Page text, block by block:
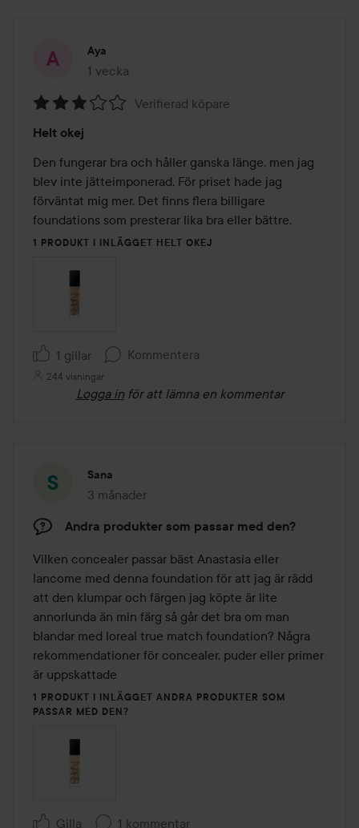
Aya
1 vecka
Inlägget skapades 1 vecka
3
av
5
Verifierad köpare
Helt okej
Den fungerar bra och håller ganska länge, men jag
blev inte jätteimponerad. För priset hade jag
förväntat mig mer. Det finns flera billigare
foundations som presterar lika bra eller bättre.
1 PRODUKT I INLÄGGET HELT OKEJ
1 gillar Kommentera
244 visningar
Logga in för att lämna en kommentar
Sana
3 månader
Inlägget skapades 3 månader
Andra produkter som passar med den?
Vilken concealer passar bäst Anastasia eller
lancome med denna foundation för att jag är rädd
att den klumpar och färgen jag köpte är lite
annorlunda än min färg så går det bra om man
blandar med loreal true match foundation? Några
rekommendationer för concealer, puder eller primer
1 PRODUKT I INLÄGGET ANDRA PRODUKTER SOM
PASSAR MED DEN?
Gilla 1 kommentar